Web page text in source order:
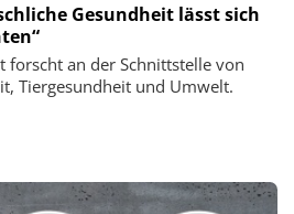
Gesundheit lässt sich
forscht an der Schnittstelle von
Tiergesundheit und Umwelt.